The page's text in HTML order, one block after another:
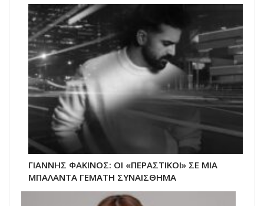
ΓΙΑΝΝΗΣ ΦΑΚΙΝΟΣ: ΟΙ «ΠΕΡΑΣΤΙΚΟΙ» ΣΕ ΜΙΑ
ΜΠΑΛΑΝΤΑ ΓΕΜΑΤΗ ΣΥΝΑΙΣΘΗΜΑ